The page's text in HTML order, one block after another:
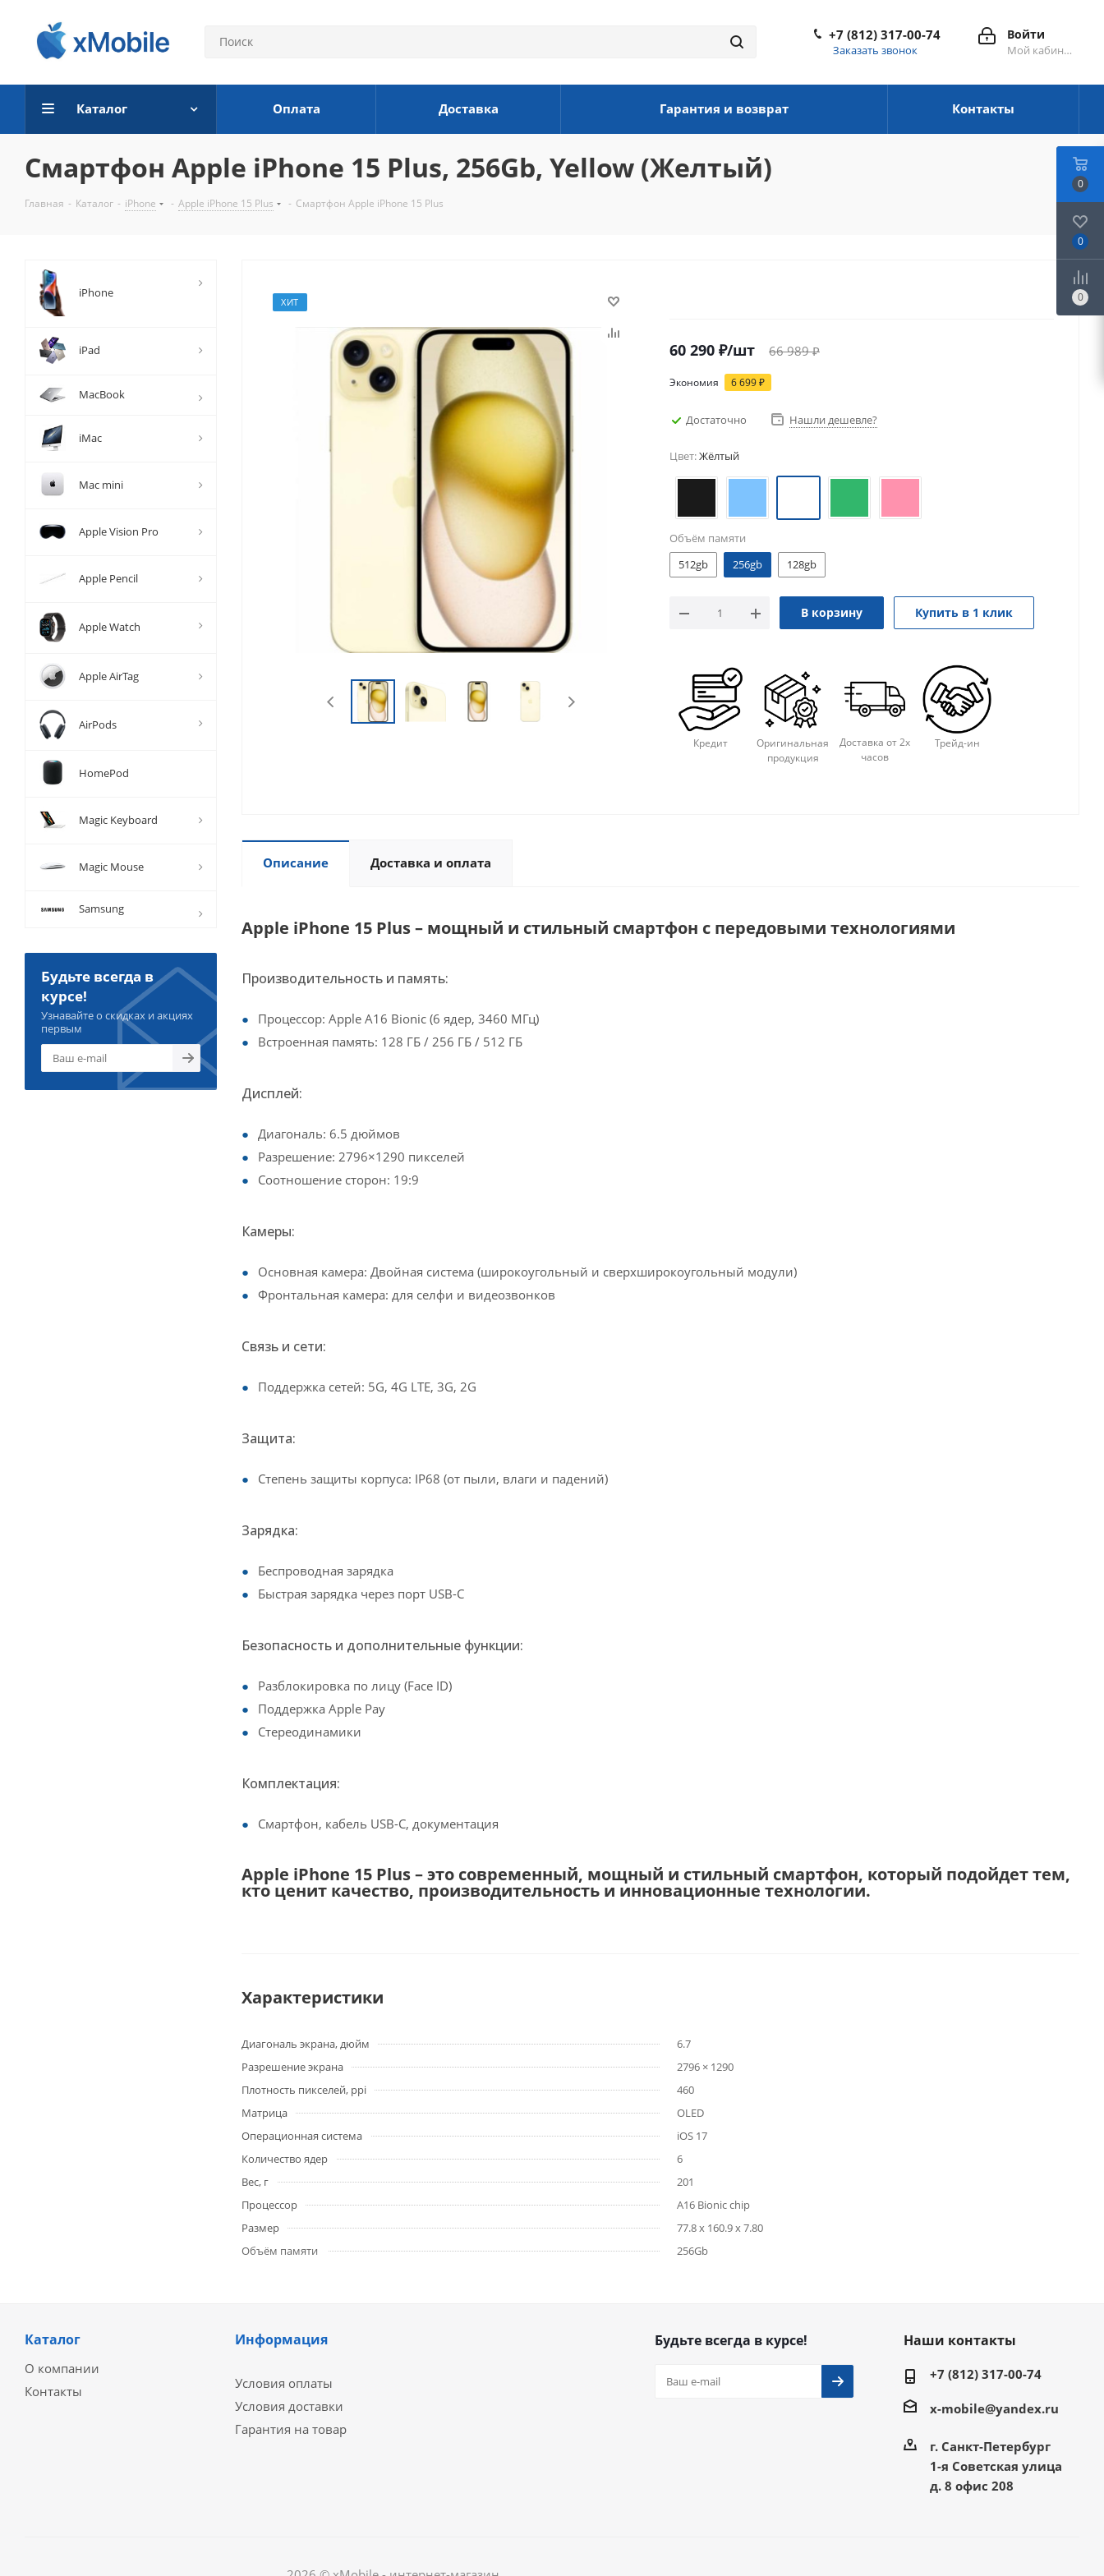
Войти
Мой кабинет
+7 (812) 317-00-74
Заказать звонок
Каталог Оплата Доставка Гарантия и возврат Контакты
Смартфон Apple iPhone 15 Plus, 256Gb, Yellow (Желтый)
Главная - Каталог - iPhone - Apple iPhone 15 Plus - Смартфон Apple iPhone 15 Plus
ХИТ
60 290 ₽/шт 66 989₽
Экономия 6 699₽
Достаточно Нашли дешевле?
Цвет:Жёлтый
Объём памяти
512gb
256gb 128gb
В корзину Купить в 1 клик
Кредит
Оригинальная
продукция
Доставка от 2х
часов
Трейд-ин
Описание Доставка и оплата
Apple iPhone 15 Plus – мощный и стильный смартфон с передовыми технологиями
Производительность и память:
Процессор: Apple A16 Bionic (6 ядер, 3460 МГц)
Встроенная память: 128 ГБ / 256 ГБ / 512 ГБ
Дисплей:
Диагональ: 6.5 дюймов
Разрешение: 2796×1290 пикселей
Соотношение сторон: 19:9
Камеры:
Основная камера: Двойная система (широкоугольный и сверхширокоугольный модули)
Фронтальная камера: для селфи и видеозвонков
Связь и сети:
Поддержка сетей: 5G, 4G LTE, 3G, 2G
Защита:
Степень защиты корпуса: IP68 (от пыли, влаги и падений)
Зарядка:
Беспроводная зарядка
Быстрая зарядка через порт USB-C
Безопасность и дополнительные функции:
Разблокировка по лицу (Face ID)
Поддержка Apple Pay
Стереодинамики
Комплектация:
Смартфон, кабель USB-C, документация
Apple iPhone 15 Plus – это современный, мощный и стильный смартфон, который подойдет тем,
кто ценит качество, производительность и инновационные технологии.
Характеристики
Диагональ экрана, дюйм
6.7
Разрешение экрана
2796 × 1290
Плотность пикселей, ppi
460
Матрица
OLED
Операционная система
iOS 17
Количество ядер
6
Вес, г
201
Процессор
A16 Bionic chip
Размер
77.8 x 160.9 x 7.80
Объём памяти
256Gb
iPhone
iPad
MacBook
iMac
Mac mini
Apple Vision Pro
Apple Pencil
Apple Watch
Apple AirTag
AirPods
HomePod
Magic Keyboard
Magic Mouse
Samsung
Будьте всегда в
курсе!
Узнавайте о скидках и акциях
первым
Каталог
О компании
Контакты
Информация
Условия оплаты
Условия доставки
Гарантия на товар
Будьте всегда в курсе! Наши контакты
+7 (812) 317-00-74
x-mobile@yandex.ru
г. Санкт-Петербург
1-я Советская улица
д. 8 офис 208
0
0
0